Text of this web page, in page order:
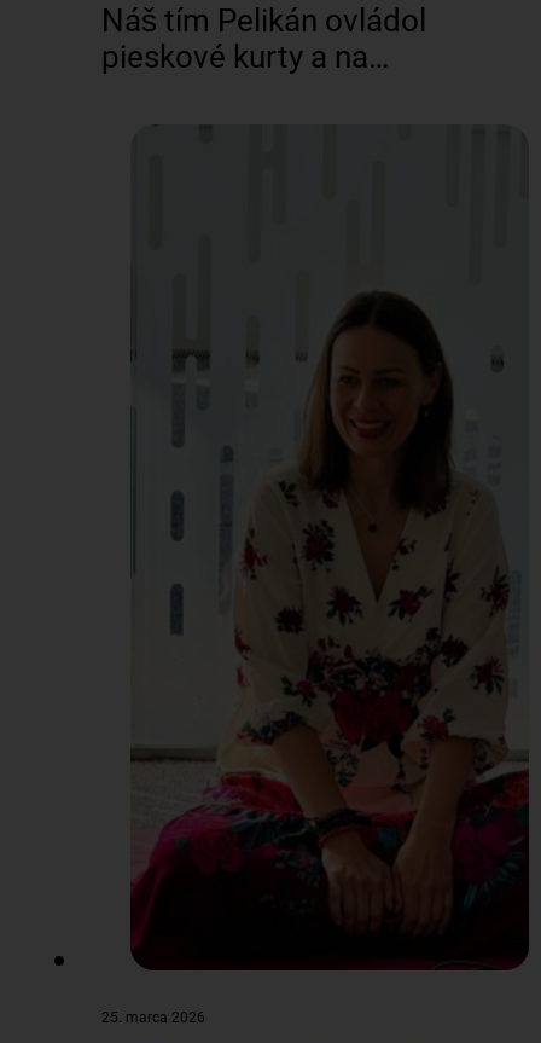
Náš tím Pelikán ovládol
pieskové kurty a na
cestovných kancelárií v
naši kolegovia predviedli
neskutočnú bojovnosť,
keď sa prebojovali až do
finále. Tam ich po
mimoriadne vyrovnanom
a napínavom zápase
napokon tesne zdolal tím
TUI. Na treťom mieste
skončil SATUR. Pelikán…
25. marca 2026